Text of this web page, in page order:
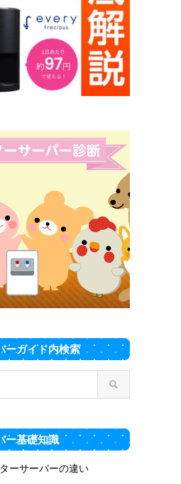
ーガイド内検索
ー基礎知識
ーサーバーの違い